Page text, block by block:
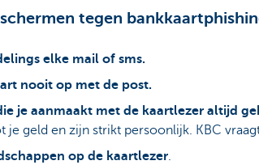
tegen
elke mail of sms.
nooit op met de post.
je aanmaakt met de kaartlezer altijd
je geld en zijn strikt persoonlijk. KBC
op de kaartlezer.